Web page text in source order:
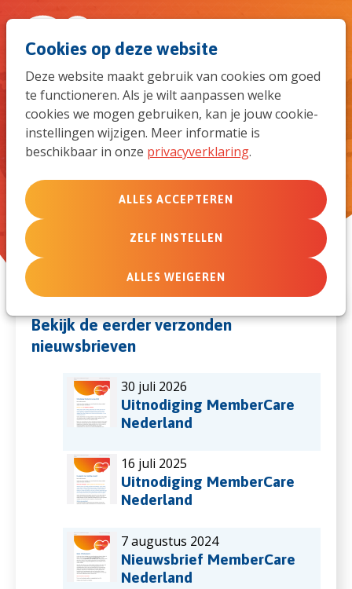
Cookies op deze website
Deze website maakt gebruik van cookies om goed
te functioneren. Als je wilt aanpassen welke
cookies we mogen gebruiken, kan je jouw cookie-
instellingen wijzigen. Meer informatie is
beschikbaar in onze privacyverklaring.
ALLES ACCEPTEREN
ZELF INSTELLEN
ALLES WEIGEREN
naar
de
Nieuwsbriefarchief
Bekijk de eerder verzonden
nieuwsbrieven
30 juli 2026
Uitnodiging MemberCare
Nederland
16 juli 2025
Uitnodiging MemberCare
Nederland
7 augustus 2024
Nieuwsbrief MemberCare
Nederland